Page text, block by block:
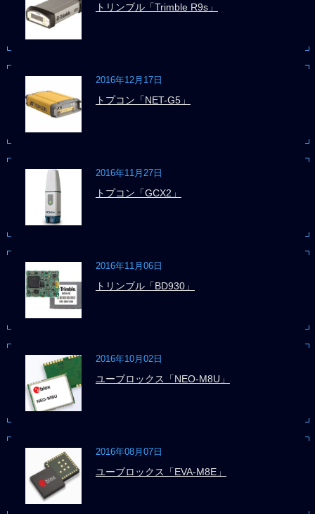
トリンブル「Trimble R9s」
2016年12月17日
トプコン「NET-G5」
2016年11月27日
トプコン「GCX2」
2016年11月06日
トリンブル「BD930」
2016年10月02日
ユーブロックス「NEO-M8U」
2016年08月07日
ユーブロックス「EVA-M8E」